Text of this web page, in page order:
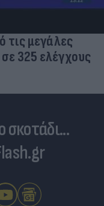
τις μεγάλες
325 ελέγχους
σκοτάδι...